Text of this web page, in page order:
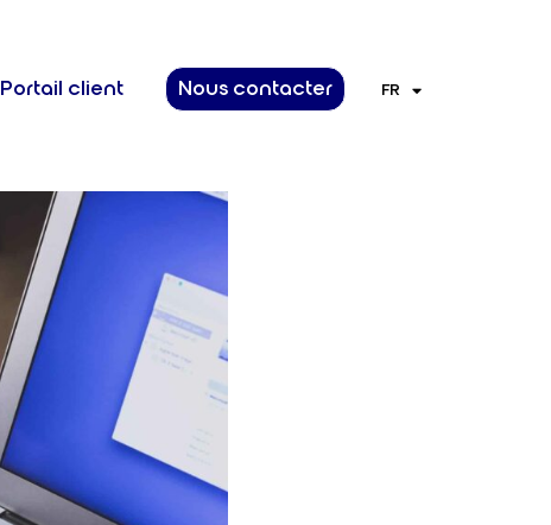
Portail client Nous contacter FR
EN